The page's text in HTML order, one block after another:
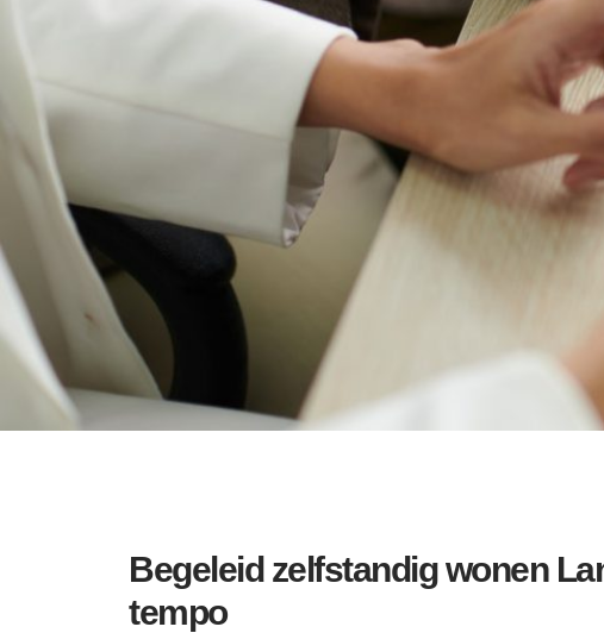
Begeleid zelfstandig wonen
tempo